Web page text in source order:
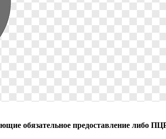
обязательное предоставление либо